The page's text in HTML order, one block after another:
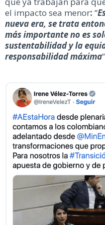
el impacto sea menor: “
nueva era, se trata
más importante no es
sustentabilidad y la
responsabilidad máxima